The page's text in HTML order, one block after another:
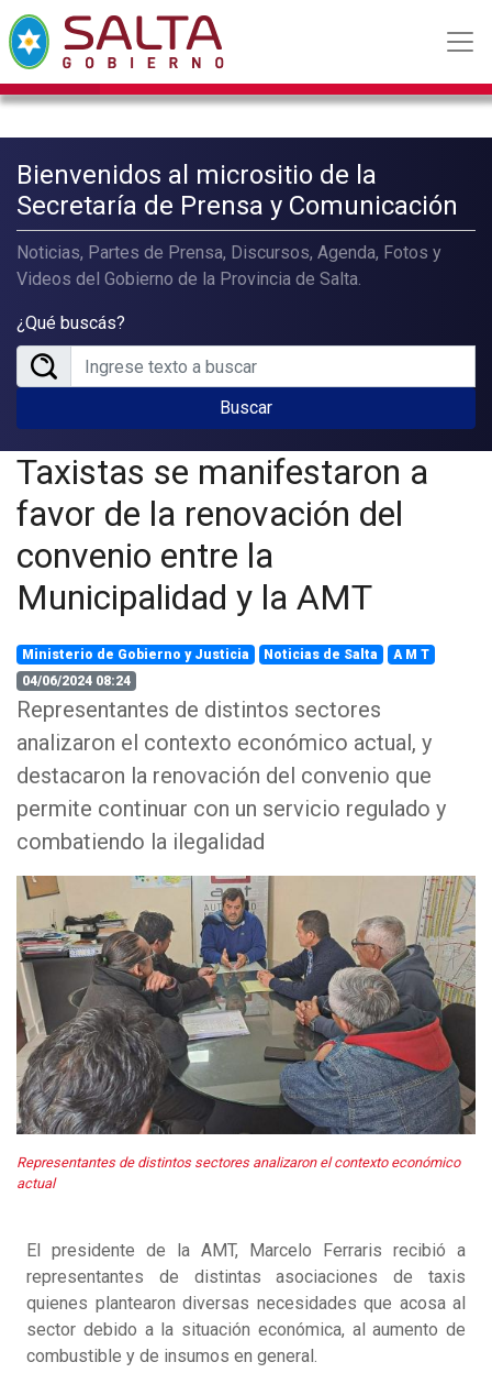
Bienvenidos al micrositio de la
Secretaría de Prensa y Comunicación
Noticias, Partes de Prensa, Discursos, Agenda, Fotos y
Videos del Gobierno de la Provincia de Salta.
¿Qué buscás?
Buscar
Taxistas se manifestaron a
favor de la renovación del
convenio entre la
Municipalidad y la AMT
Ministerio de Gobierno y Justicia Noticias de Salta
A M T
04/06/2024 08:24
Representantes de distintos sectores
analizaron el contexto económico actual, y
destacaron la renovación del convenio que
permite continuar con un servicio regulado y
combatiendo la ilegalidad
Representantes de distintos sectores analizaron el contexto económico
actual
El presidente de la AMT, Marcelo Ferraris recibió a
representantes de distintas asociaciones de taxis
quienes plantearon diversas necesidades que acosa al
sector debido a la situación económica, al aumento de
combustible y de insumos en general.